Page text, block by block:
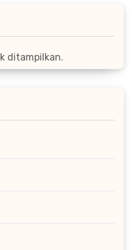
ditampilkan.